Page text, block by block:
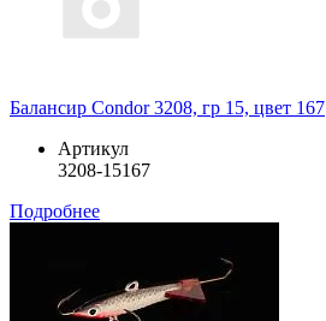
Балансир Condor 3208, гр 15, цвет 167
Артикул
3208-15167
Подробнее